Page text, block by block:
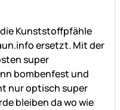
Kunststoffpfähle
ersetzt. Mit der
super
bombenfest und
nur optisch super
bleiben da wo wie